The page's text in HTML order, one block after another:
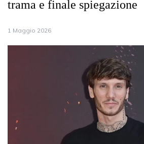
trama e finale spiegazione
1 Maggio 2026